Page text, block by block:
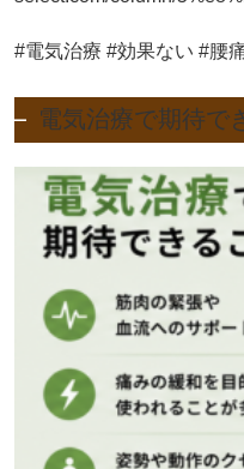
#電気治療 #効果ない #腰
電気治療で期待で